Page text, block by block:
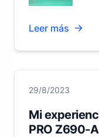
Leer más
29/8/2023
Mi
PRO Z690-